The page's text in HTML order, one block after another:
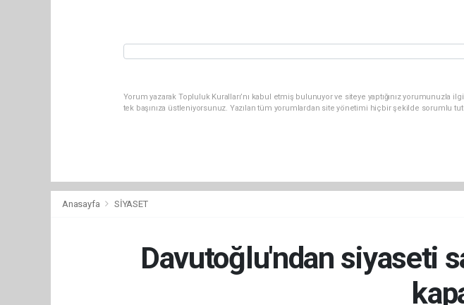
Yorum yazarak Topluluk Kuralları’nı kabul etmiş bulunuyor ve siteye yaptığınız yorumunuzla
tek başınıza üstleniyorsunuz. Yazılan tüm yorumlardan site yönetimi hiçbir şekilde sorumlu
Anasayfa SİYASET
Davutoğlu'ndan siyaseti